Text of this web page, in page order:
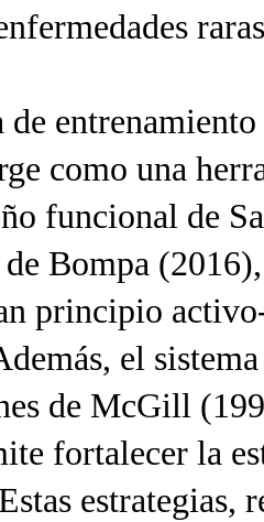
como una
funcional de
Bompa
principio
el
de McGill
fortalecer la
estrategias,